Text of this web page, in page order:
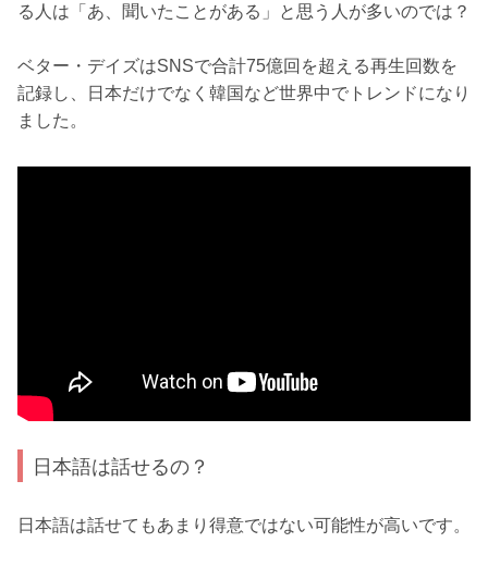
る人は「あ、聞いたことがある」と思う人が多いのでは？
ベター・デイズはSNSで合計75億回を超える再生回数を
記録し、日本だけでなく韓国など世界中でトレンドになり
ました。
日本語は話せるの？
日本語は話せてもあまり得意ではない可能性が高いです。